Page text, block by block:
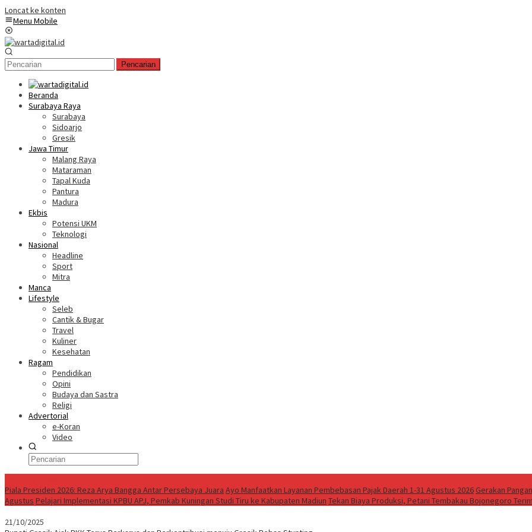
Loncat ke konten
Menu Mobile
Pencarian
Beranda
Surabaya Raya
Surabaya
Sidoarjo
Gresik
Jawa Timur
Malang Raya
Mataraman
Tapal Kuda
Pantura
Madura
Ekbis
Potensi UKM
Teknologi
Nasional
Headline
Sport
Mitra
Manca
Lifestyle
Seleb
Cantik & Bugar
Travel
Kuliner
Kesehatan
Ragam
Pendidikan
Opini
Budaya dan Sastra
Religi
Advertorial
e-Koran
Video
Piala Presiden 2026: Reza Arya Bangga Antar Persebaya Juara Ayo Manfaatkan Layanan Pembebasan Pajak Daerah 1-31 Agustus 2026Gerakan
Agustus Pelajari Implementasi KPBU APJ, Pemkab Kuningan Studi Tiru ke Kabupaten Madiun Tekan Biaya Produksi, Petani Tembakau Bojonegoro
21/10/2025